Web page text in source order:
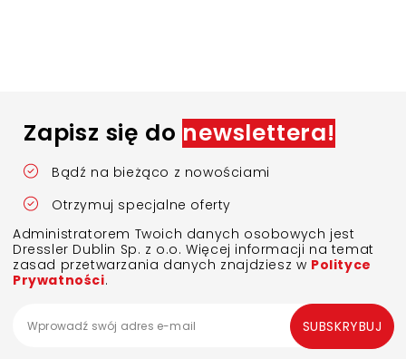
Zapisz się do newslettera!
Bądź na bieżąco z nowościami
Otrzymuj specjalne oferty
Administratorem Twoich danych osobowych jest
Dressler Dublin Sp. z o.o. Więcej informacji na temat
zasad przetwarzania danych znajdziesz w Polityce
Prywatności.
SUBSKRYBUJ